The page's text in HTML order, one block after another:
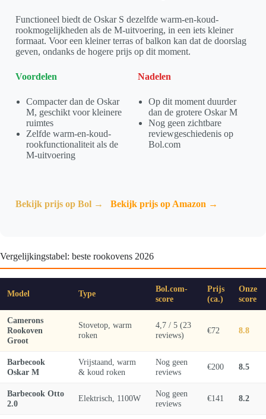
Functioneel biedt de Oskar S dezelfde warm-en-koud-
rookmogelijkheden als de M-uitvoering, in een iets kleiner
formaat. Voor een kleiner terras of balkon kan dat de doorslag
geven, ondanks de hogere prijs op dit moment.
Voordelen
Compacter dan de Oskar
M, geschikt voor kleinere
ruimtes
Zelfde warm-en-koud-
rookfunctionaliteit als de
M-uitvoering
Nadelen
Op dit moment duurder
dan de grotere Oskar M
Nog geen zichtbare
reviewgeschiedenis op
Bol.com
Bekijk prijs op Bol → Bekijk prijs op Amazon →
Vergelijkingstabel: beste rookovens 2026
Model Type
Bol.com-
score
Prijs
(ca.)
Onze
score
Camerons
Rookoven
Groot
Stovetop, warm
roken
4,7 / 5 (23
reviews)
€72 8.8
Barbecook
Oskar M
Vrijstaand, warm
& koud roken
Nog geen
reviews
€200 8.5
Barbecook Otto
2.0
Elektrisch, 1100W
Nog geen
reviews
€141 8.2